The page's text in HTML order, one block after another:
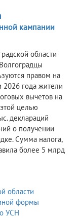
кампании
области
правом на
2026 года жители
вычетов на
целью
деклараций
о получении
Сумма налога,
более 5 млрд